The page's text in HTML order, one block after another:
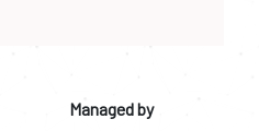
Managed by